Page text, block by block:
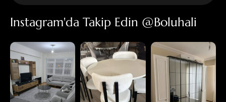
Instagram'da Takip Edin @boluhali